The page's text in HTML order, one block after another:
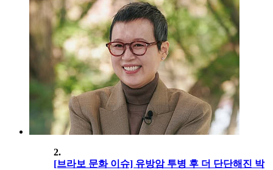
2.
[브라보 문화 이슈] 유방암 투병 후 더 단단해진 박